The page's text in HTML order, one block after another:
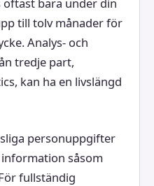
till tolv månader för
Analys- och
tredje part,
kan ha en livslängd
personuppgifter
såsom
fullständig